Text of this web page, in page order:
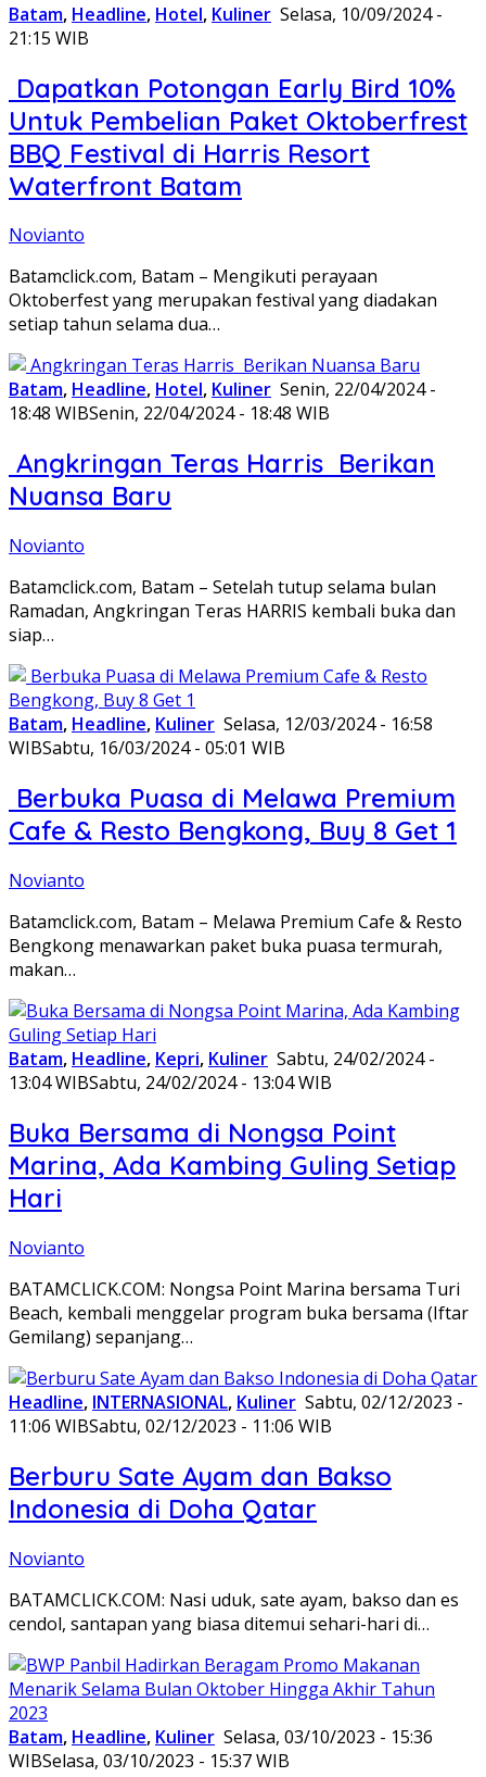
Batam, Headline, Hotel, Kuliner Selasa, 10/09/2024 -
21:15 WIB
Dapatkan Potongan Early Bird 10%
Untuk Pembelian Paket Oktoberfrest
BBQ Festival di Harris Resort
Waterfront Batam
Novianto
Batamclick.com, Batam – Mengikuti perayaan
Oktoberfest yang merupakan festival yang diadakan
setiap tahun selama dua…
Batam, Headline, Hotel, Kuliner Senin, 22/04/2024 -
18:48 WIBSenin, 22/04/2024 - 18:48 WIB
Angkringan Teras Harris Berikan
Nuansa Baru
Novianto
Batamclick.com, Batam – Setelah tutup selama bulan
Ramadan, Angkringan Teras HARRIS kembali buka dan
siap…
Batam, Headline, Kuliner Selasa, 12/03/2024 - 16:58
WIBSabtu, 16/03/2024 - 05:01 WIB
Berbuka Puasa di Melawa Premium
Cafe & Resto Bengkong, Buy 8 Get 1
Novianto
Batamclick.com, Batam – Melawa Premium Cafe & Resto
Bengkong menawarkan paket buka puasa termurah,
makan…
Batam, Headline, Kepri, Kuliner Sabtu, 24/02/2024 -
13:04 WIBSabtu, 24/02/2024 - 13:04 WIB
Buka Bersama di Nongsa Point
Marina, Ada Kambing Guling Setiap
Hari
Novianto
BATAMCLICK.COM: Nongsa Point Marina bersama Turi
Beach, kembali menggelar program buka bersama (Iftar
Gemilang) sepanjang…
Headline, INTERNASIONAL, Kuliner Sabtu, 02/12/2023 -
11:06 WIBSabtu, 02/12/2023 - 11:06 WIB
Berburu Sate Ayam dan Bakso
Indonesia di Doha Qatar
Novianto
BATAMCLICK.COM: Nasi uduk, sate ayam, bakso dan es
cendol, santapan yang biasa ditemui sehari-hari di…
Batam, Headline, Kuliner Selasa, 03/10/2023 - 15:36
WIBSelasa, 03/10/2023 - 15:37 WIB